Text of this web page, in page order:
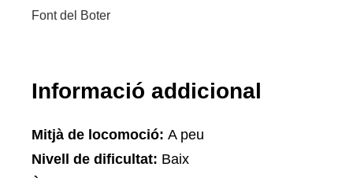
Font del Boter
Informació addicional
Mitjà de locomoció: A peu
Nivell de dificultat: Baix